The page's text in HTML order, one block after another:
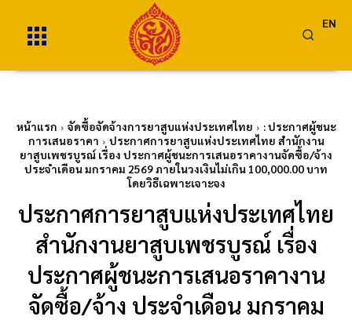
EN
หน้าแรก จัดซื้อจัดจ้างการยาสูบแห่งประเทศไทย
: ประกาศผู้ชนะ
การเสนอราคา
ประกาศการยาสูบแห่งประเทศไทย สำนักงาน
ยาสูบเพชรบูรณ์ เรื่อง ประกาศผู้ชนะการเสนอราคางานจัดซื้อ/จ้าง
ประจำเดือน มกราคม 2569 ภายในวงเงินไม่เกิน 100,000.00 บาท
โดยวิธีเฉพาะเจาะจง
ประกาศการยาสูบแห่งประเทศไทย
สำนักงานยาสูบเพชรบูรณ์ เรื่อง
ประกาศผู้ชนะการเสนอราคางาน
จัดซื้อ/จ้าง ประจำเดือน มกราคม